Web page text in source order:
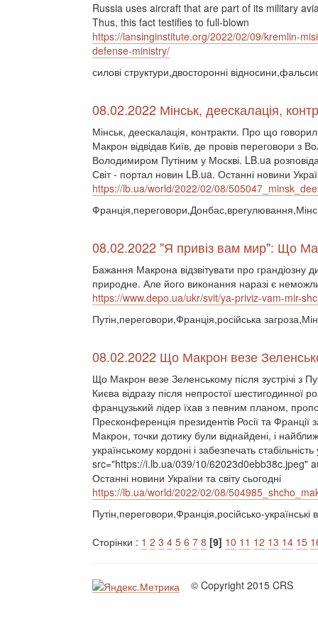
Russia uses aircraft that are part of its military
Thus, this fact testifies to full-blown
https://lansinginstitute.org/2022/02/09/kremlin-
defense-ministry/
силові структури,двосторонні
08.02.2022 Мінськ, деескалація,
Мінськ, деескалація, контракти. Про що
Макрон відвідав Київ, де провів переговори
Володимиром Путіним у Москві. LB.ua
Світ - портал новин LB.ua. Останні новини
https://lb.ua/world/2022/02/08/
08.02.2022 "Я привіз вам мир": Що
Бажання Макрона відзвітувати про грандіозну
природне. Але його виконання наразі є
https://www.depo.ua/ukr/svit/ya-priviz-vam-mir-
Путін,переговори,Франція,російська
08.02.2022 Що Макрон везе
Що Макрон везе Зеленському після зустрічі
Києва відразу після непростої
французький лідер їхав з певним планом,
Пресконференція президентів Росії та
Макрон, точки дотику були віднайдені, і
українському кордоні і забезпечать
src="https://i.lb.ua/039/10/62023d0ebb38c.jpeg"
Останні новини України та світу сьогодні
https://lb.ua/world/2022/02/08/
Путін,переговори,Франція,російсько-
Сторінки : 1 2 3 4 5 6 7 8 [9] 10 11 12 13 14 15
© Copyright 2015 CRS